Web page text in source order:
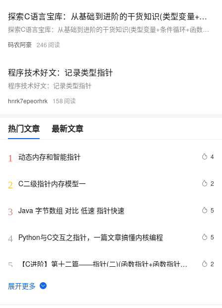
探索C语言宝库：从基础到进阶的干货知识(类型变量+条件循环+函数模块+指针+内存+文件)
探索C语言宝库：从基础到进阶的干货知识(类型变量+条件循环+函数模块+指针+内存+文件)
码农阿豪 246
程序技术好文：记录类型指针
程序技术好文：记录类型指针
hnrk7epeorhrk 158
热门文章 最新文章
1 动态内存和智能指针 4
2 C二级指针内存模型一 2
3 Java 字节数组 对比 低速 指针快速 5
4 5
5
【C进阶】第十二篇——指针(二)(函数指针+函数指针数
2
6 智能指针shared_ptr【无锁设计基于GCC】